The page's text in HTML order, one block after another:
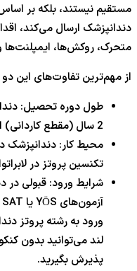
مستقیم نیستند، بلکه بر
دندانپزشک ارسال می‌کند،
متحرک، روکش‌ها، ایمپلنت‌ها
از مهم‌ترین تفاوت‌های این دو
2 سال (مقطع کاردانی) است.
محیط کار: دندانپزشک
تکنسین پروتز در
شرایط ورود: قبولی در
ورود به رشته پروتز
لند می‌توانید بدون
پذیرش بگیرید.